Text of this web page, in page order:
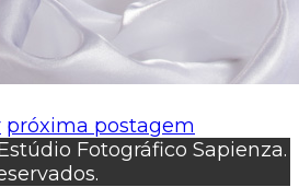
próxima postagem
Fotográfico Sapienza.